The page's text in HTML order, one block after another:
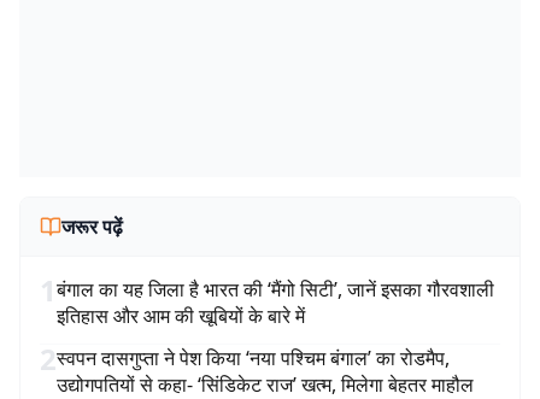
जरूर पढ़ें
1बंगाल का यह जिला है भारत की ‘मैंगो सिटी’, जानें इसका गौरवशाली
इतिहास और आम की खूबियों के बारे में
2स्वपन दासगुप्ता ने पेश किया ‘नया पश्चिम बंगाल’ का रोडमैप,
उद्योगपतियों से कहा- ‘सिंडिकेट राज’ खत्म, मिलेगा बेहतर माहौल